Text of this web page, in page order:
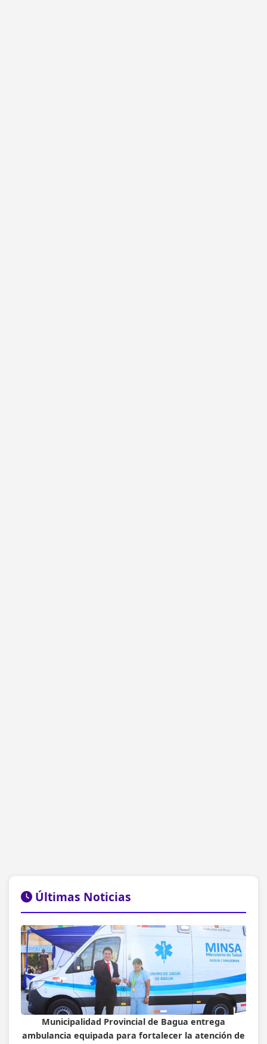
Últimas Noticias
Municipalidad Provincial de Bagua entrega
ambulancia equipada para fortalecer la atención de